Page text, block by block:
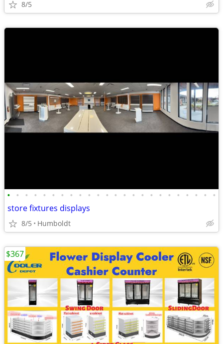
8/5
• • • • • • • • • • • • • • • • • • • • • • • •
store fixtures displays
8/5 Humboldt
$367